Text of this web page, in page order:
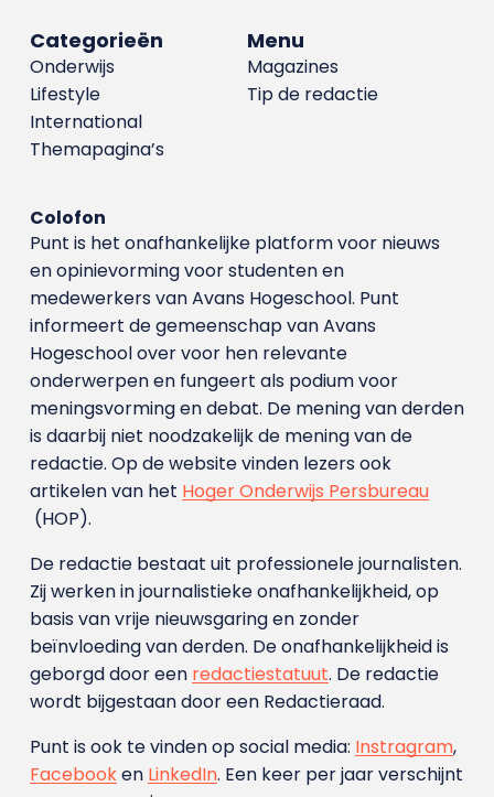
Menu
Magazines
Tip de redactie
Categorieën
Onderwijs
Lifestyle
International
Themapagina’s
Colofon
Punt is het onafhankelijke platform voor nieuws
en opinievorming voor studenten en
medewerkers van Avans Hoge­school. Punt
informeert de gemeenschap van Avans
Hogeschool over voor hen relevante
onderwerpen en fungeert als podium voor
meningsvorming en debat. De mening van derden
is daarbij niet noodzakelijk de mening van de
redactie. Op de website vinden lezers ook
artikelen van het Hoger Onderwijs Persbureau
(HOP).
De redactie bestaat uit professionele journalisten.
Zij werken in journalistieke onafhankelijkheid, op
basis van vrije nieuwsgaring en zonder
beïnvloeding van derden. De onafhankelijkheid is
geborgd door een redactiestatuut. De redactie
wordt bijgestaan door een Redactieraad.
Punt is ook te vinden op social media: Instragram,
Facebooken LinkedIn. Een keer per jaar verschijnt